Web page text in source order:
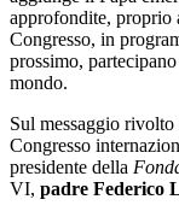
approfondite, proprio
Congresso, in
prossimo,
mondo.
Sul messaggio
Congresso
presidente della
VI, padre Federico